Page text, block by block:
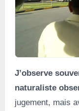
J’observe
naturaliste
jugement, mais